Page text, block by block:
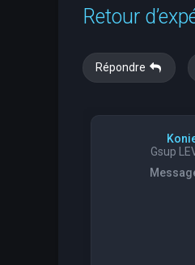
Retour
Répondre
Gsup